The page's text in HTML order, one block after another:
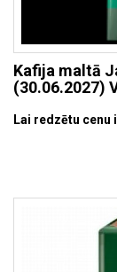
Kafija maltā
(30.06.2027)
Lai redzētu cenu